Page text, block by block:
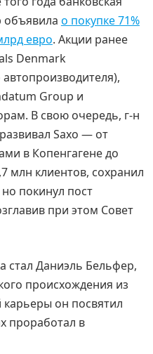
объявила о покупке 71%
евро. Акции ранее
Denmark
Group и
В свою очередь, г-н
Saxo — от
в Копенгагене до
млн клиентов, сохранил
покинул пост
при этом Совет
стал Даниэль Бельфер,
происхождения из
он посвятил
проработал в